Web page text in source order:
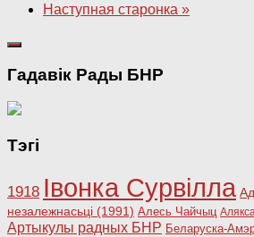
Наступная старонка »
Гадавік Рады БНР
Тэгі
1918 Івонка Сурвілла
незалежнасьці (1991) Алесь Чайчыц
Артыкулы радных БНР Беларуска-